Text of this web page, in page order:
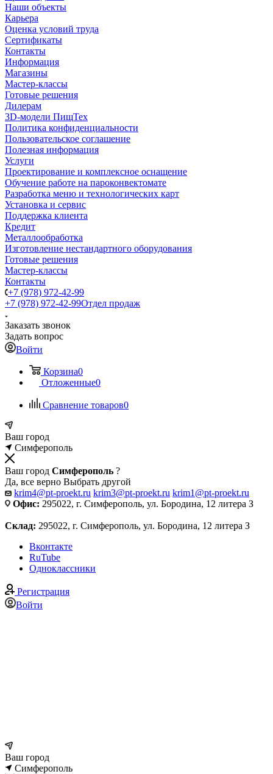
Наши объекты
Карьера
Оценка условий труда
Сертификаты
Контакты
Информация
Магазины
Мастер-классы
Готовые решения
Дилерам
3D-модели ПищТех
Политика конфиденциальности
Пользовательское соглашение
Полезная информация
Услуги
Проектирование и комплексное оснащение
Обучение работе на пароконвектомате
Разработка меню и технологических карт
Установка и сервис
Поддержка клиента
Кредит
Металлообработка
Изготовление нестандартного оборудования
Готовые решения
Мастер-классы
Контакты
+7 (978) 972-42-99
+7 (978) 972-42-99Отдел продаж
Заказать звонок
Задать вопрос
Войти
Корзина0
Отложенные0
Сравнение товаров0
Ваш город
Симферополь
Ваш город Симферополь ?
Да, все верно Выбрать другой
krim4@pt-proekt.ru krim3@pt-proekt.ru krim1@pt-proekt.ru
Офис: 295022, г. Симферополь, ул. Бородина, 12 литера З
Склад: 295022, г. Симферополь, ул. Бородина, 12 литера З
Вконтакте
RuTube
Одноклассники
Регистрация
Войти
Ваш город
Симферополь